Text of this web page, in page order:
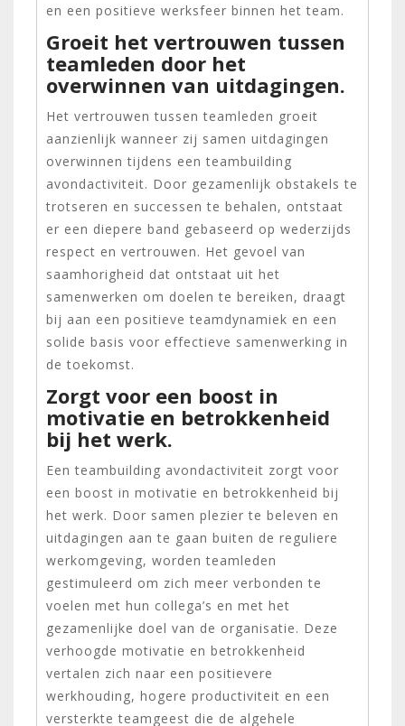
en een positieve werksfeer binnen het team.
Groeit het vertrouwen tussen
teamleden door het
overwinnen van uitdagingen.
Het vertrouwen tussen teamleden groeit
aanzienlijk wanneer zij samen uitdagingen
overwinnen tijdens een teambuilding
avondactiviteit. Door gezamenlijk obstakels te
trotseren en successen te behalen, ontstaat
er een diepere band gebaseerd op wederzijds
respect en vertrouwen. Het gevoel van
saamhorigheid dat ontstaat uit het
samenwerken om doelen te bereiken, draagt
bij aan een positieve teamdynamiek en een
solide basis voor effectieve samenwerking in
de toekomst.
Zorgt voor een boost in
motivatie en betrokkenheid
bij het werk.
Een teambuilding avondactiviteit zorgt voor
een boost in motivatie en betrokkenheid bij
het werk. Door samen plezier te beleven en
uitdagingen aan te gaan buiten de reguliere
werkomgeving, worden teamleden
gestimuleerd om zich meer verbonden te
voelen met hun collega’s en met het
gezamenlijke doel van de organisatie. Deze
verhoogde motivatie en betrokkenheid
vertalen zich naar een positievere
werkhouding, hogere productiviteit en een
versterkte teamgeest die de algehele